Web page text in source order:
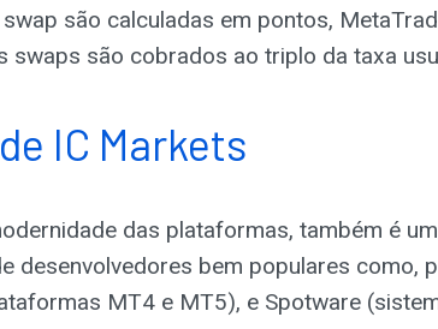
são calculadas em pontos,
swaps são cobrados ao triplo da taxa
IC Markets
das plataformas, também é
desenvolvedores bem populares como,
MT4 e MT5), e Spotware